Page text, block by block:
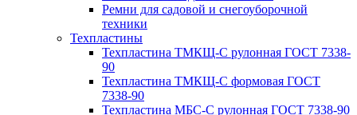
Ремни для садовой и снегоуборочной
техники
Техпластины
Техпластина ТМКЩ-С рулонная ГОСТ 7338-
90
Техпластина ТМКЩ-С формовая ГОСТ
7338-90
Техпластина МБС-С рулонная ГОСТ 7338-90